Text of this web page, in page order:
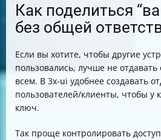
Как поделиться
без общей
Если вы хотите, чтобы другие
пользовались, лучше не
всем. В 3x-ui удобнее создавать
пользователей/клиенты, чтобы у
ключ.
Так проще контролировать